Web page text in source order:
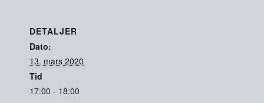
DETALJER
Dato:
13. mars 2020
Tid
17:00 - 18:00